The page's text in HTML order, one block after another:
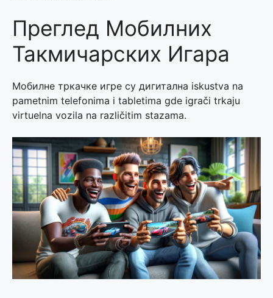
Преглед Мобилних
Такмичарских Игара
Мобилне тркачке игре су дигитална iskustva na
pametnim telefonima i tabletima gde igrači trkaju
virtuelna vozila na različitim stazama.